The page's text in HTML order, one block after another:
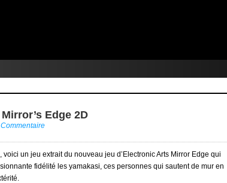
Edge 2D
un jeu extrait du nouveau jeu d’Electronic Arts Mirror Edge qui
fidélité les yamakasi, ces personnes qui sautent de mur en